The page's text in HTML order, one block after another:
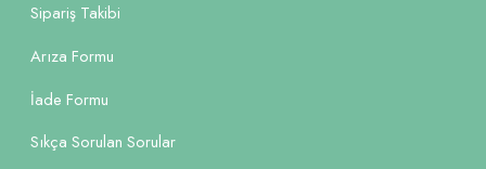
Sipariş Takibi
Arıza Formu
İade Formu
Sıkça Sorulan Sorular